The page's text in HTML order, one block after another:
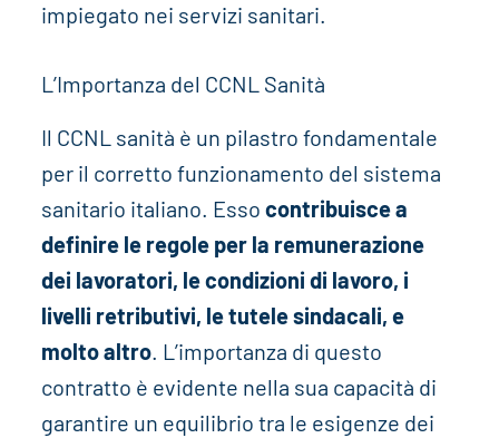
impiegato nei servizi sanitari.
L’Importanza del CCNL Sanità
Il CCNL sanità è un pilastro fondamentale
per il corretto funzionamento del sistema
sanitario italiano. Esso contribuisce a
definire le regole per la remunerazione
dei lavoratori, le condizioni di lavoro, i
livelli retributivi, le tutele sindacali, e
molto altro. L’importanza di questo
contratto è evidente nella sua capacità di
garantire un equilibrio tra le esigenze dei